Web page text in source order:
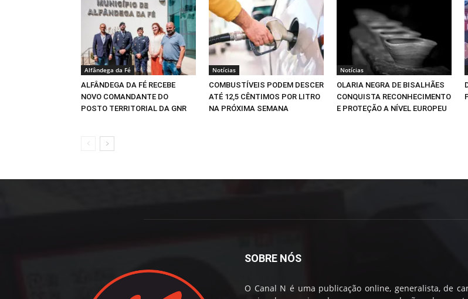
Alfândega da Fé
ALFÂNDEGA DA FÉ RECEBE
NOVO COMANDANTE DO
POSTO TERRITORIAL DA GNR
Notícias
COMBUSTÍVEIS PODEM DESCER
ATÉ 12,5 CÊNTIMOS POR LITRO
NA PRÓXIMA SEMANA
Notícias
OLARIA NEGRA DE BISALHÃES
CONQUISTA RECONHECIMENTO
E PROTEÇÃO A NÍVEL EUROPEU
SOBRE NÓS
O Canal N é uma publicação online, generalista, de